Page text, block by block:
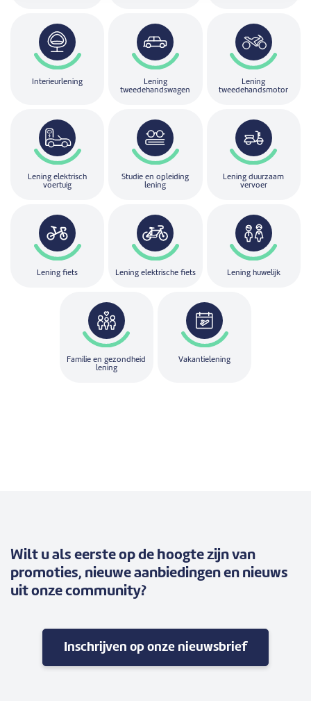
Interieurlening
Lening
tweedehandswagen
Lening
tweedehandsmotor
Lening elektrisch
voertuig
Studie en opleiding
lening
Lening duurzaam
vervoer
Lening fiets Lening elektrische fiets Lening huwelijk
Familie en gezondheid
lening
Vakantielening
Wilt u als eerste op de hoogte zijn van
promoties, nieuwe aanbiedingen en nieuws
uit onze community?
Inschrijven op onze nieuwsbrief